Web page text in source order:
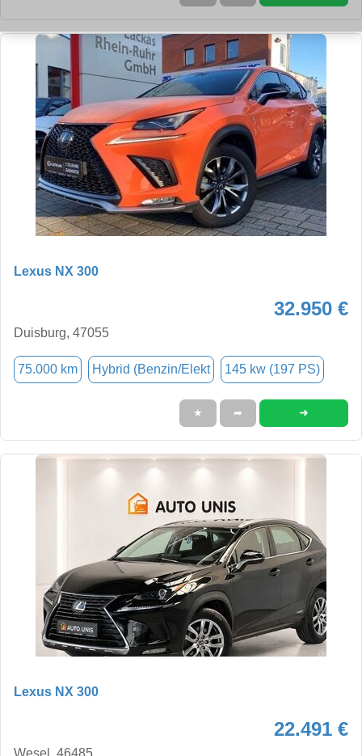
Lexus NX 300
32.950 €
Duisburg, 47055
75.000 km Hybrid (Benzin/Elekt 145 kw (197 PS)
★ ➦ ➜
Lexus NX 300
22.491 €
Wesel, 46485